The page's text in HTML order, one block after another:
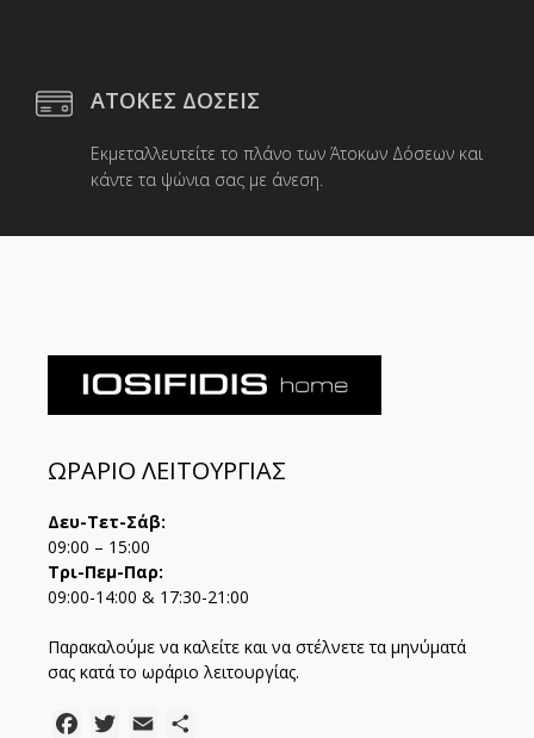
ΑΤΟΚΕΣ ΔΟΣΕΙΣ
Εκμεταλλευτείτε το πλάνο των Άτοκων Δόσεων και
κάντε τα ψώνια σας με άνεση.
ΩΡΑΡΙΟ ΛΕΙΤΟΥΡΓΙΑΣ
Δευ-Τετ-Σάβ:
09:00 – 15:00
Τρι-Πεμ-Παρ:
09:00-14:00 & 17:30-21:00
Παρακαλούμε να καλείτε και να στέλνετε τα μηνύματά
σας κατά το ωράριο λειτουργίας.
FacebookTwitter
Email